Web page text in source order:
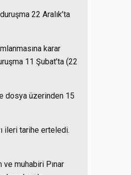
22 Aralık’ta
karar
11 Şubat’ta (22
dosya üzerinden 15
ileri tarihe erteledi.
ve muhabiri Pınar